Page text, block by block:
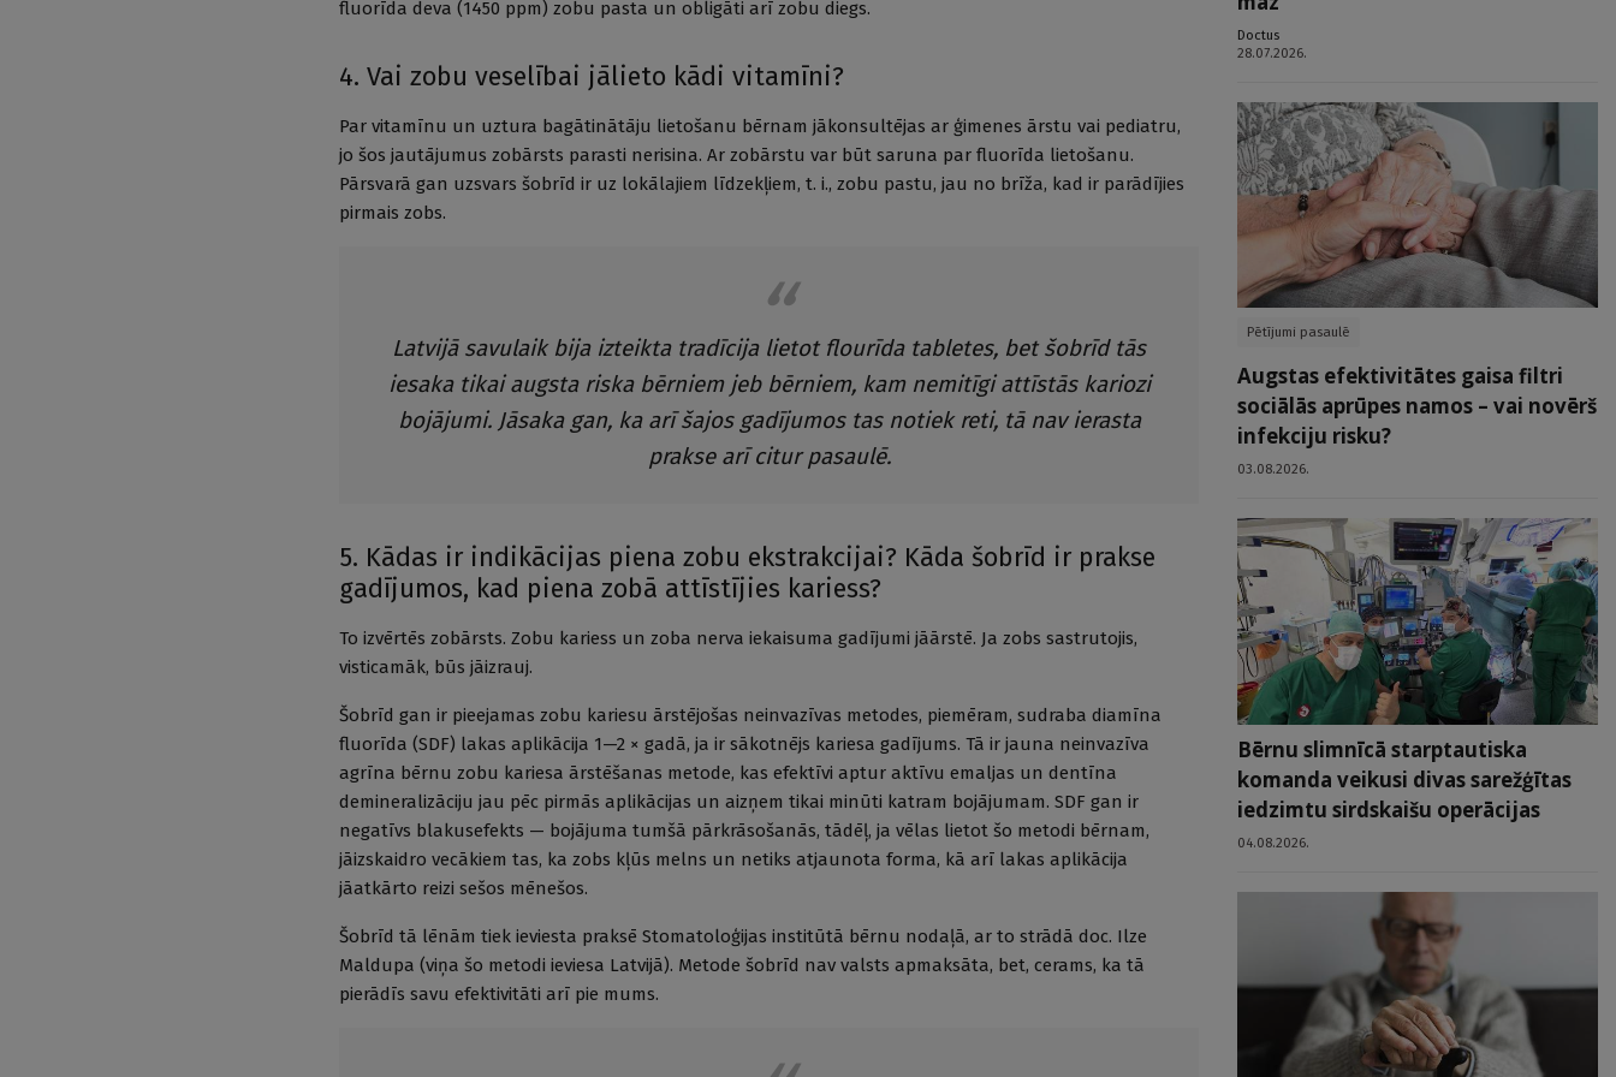
fluorīda deva (1450 ppm) zobu pasta un obligāti arī zobu diegs.
4. Vai zobu veselībai jālieto kādi vitamīni?
Par vitamīnu un uztura bagātinātāju lietošanu bērnam jākonsultējas ar ģimenes ārstu vai pediatru,
jo šos jautājumus zobārsts parasti nerisina. Ar zobārstu var būt saruna par fluorīda lietošanu.
Pārsvarā gan uzsvars šobrīd ir uz lokālajiem līdzekļiem, t. i., zobu pastu, jau no brīža, kad ir parādījies
pirmais zobs.
Latvijā savulaik bija izteikta tradīcija lietot flourīda tabletes, bet šobrīd tās
iesaka tikai augsta riska bērniem jeb bērniem, kam nemitīgi attīstās kariozi
bojājumi. Jāsaka gan, ka arī šajos gadījumos tas notiek reti, tā nav ierasta
prakse arī citur pasaulē.
5. Kādas ir indikācijas piena zobu ekstrakcijai? Kāda šobrīd ir prakse
gadījumos, kad piena zobā attīstījies kariess?
To izvērtēs zobārsts. Zobu kariess un zoba nerva iekaisuma gadījumi jāārstē. Ja zobs sastrutojis,
visticamāk, būs jāizrauj.
Šobrīd gan ir pieejamas zobu kariesu ārstējošas neinvazīvas metodes, piemēram, sudraba diamīna
fluorīda (SDF) lakas aplikācija 1—2 × gadā, ja ir sākotnējs kariesa gadījums. Tā ir jauna neinvazīva
agrīna bērnu zobu kariesa ārstēšanas metode, kas efektīvi aptur aktīvu emaljas un dentīna
demineralizāciju jau pēc pirmās aplikācijas un aizņem tikai minūti katram bojājumam. SDF gan ir
negatīvs blakusefekts — bojājuma tumšā pārkrāsošanās, tādēļ, ja vēlas lietot šo metodi bērnam,
jāizskaidro vecākiem tas, ka zobs kļūs melns un netiks atjaunota forma, kā arī lakas aplikācija
jāatkārto reizi sešos mēnešos.
Šobrīd tā lēnām tiek ieviesta praksē Stomatoloģijas institūtā bērnu nodaļā, ar to strādā doc. Ilze
Maldupa (viņa šo metodi ieviesa Latvijā). Metode šobrīd nav valsts apmaksāta, bet, cerams, ka tā
pierādīs savu efektivitāti arī pie mums.
Doctus
28.07.2026.
Pētījumi pasaulē
Augstas efektivitātes gaisa filtri
sociālās aprūpes namos – vai novērš
infekciju risku?
03.08.2026.
Bērnu slimnīcā starptautiska
komanda veikusi divas sarežģītas
iedzimtu sirdskaišu operācijas
04.08.2026.